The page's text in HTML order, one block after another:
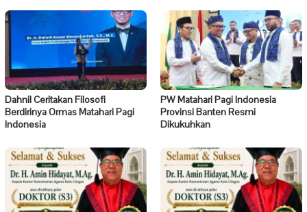
Dahnil Ceritakan Filosofi
Berdirinya Ormas Matahari Pagi
Indonesia
PW Matahari Pagi Indonesia
Provinsi Banten Resmi
Dikukuhkan